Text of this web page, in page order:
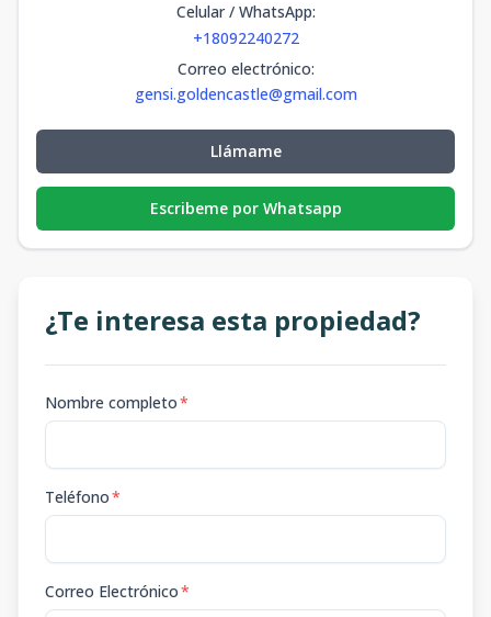
Celular / WhatsApp:
+18092240272
Correo electrónico:
gensi.goldencastle@gmail.com
Llámame
Escribeme por Whatsapp
¿Te interesa esta propiedad?
Nombre completo*
Teléfono*
Correo Electrónico*